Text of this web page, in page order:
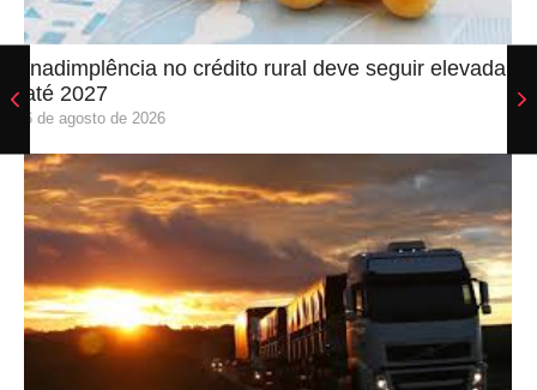
Inadimplência no crédito rural deve seguir elevada
até 2027
6 de agosto de 2026